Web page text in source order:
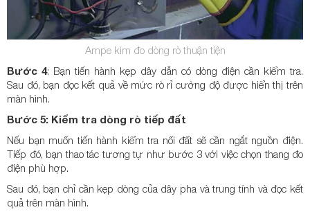
Ampe kìm đo dòng rò thuận tiện
Bước 4: Bạn tiến hành kẹp dây dẫn có dòng điện cần kiểm tra.
Sau đó, bạn đọc kết quả về mức rò rỉ cường độ được hiển thị trên
màn hình.
Bước 5: Kiểm tra dòng rò tiếp đất
Nếu bạn muốn tiến hành kiểm tra nối đất sẽ cần ngắt nguồn điện.
Tiếp đó, bạn thao tác tương tự như bước 3 với việc chọn thang đo
điện phù hợp.
Sau đó, bạn chỉ cần kẹp dòng của dây pha và trung tính và đọc kết
quả trên màn hình.